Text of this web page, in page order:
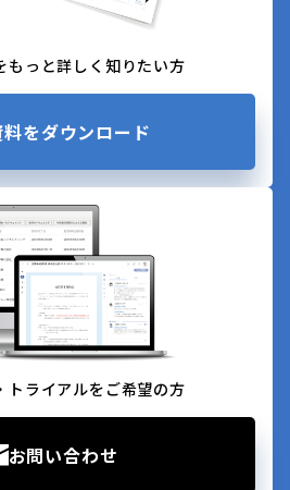
もっと詳しく知りたい方
料をダウンロード
トライアルをご希望の方
お問い合わせ